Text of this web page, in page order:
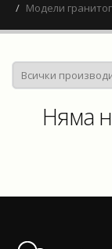
Модели
Няма